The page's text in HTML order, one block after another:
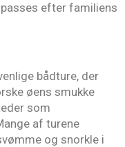
efter familiens
bådture, der
øens smukke
som
af turene
og snorkle i